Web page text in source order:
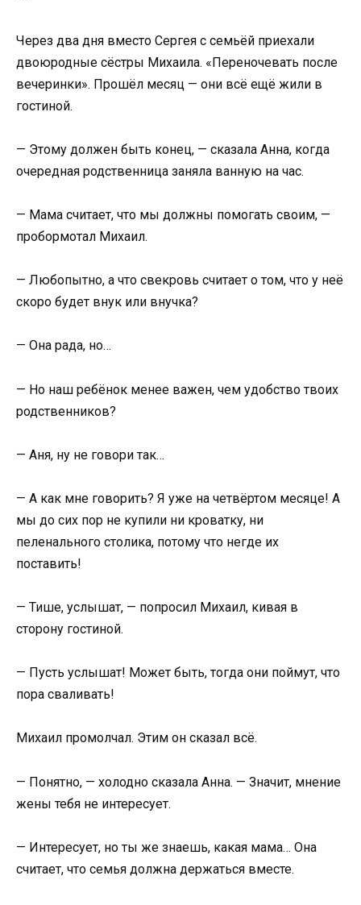
Через два дня вместо Сергея с семьёй приехали
двоюродные сёстры Михаила. «Переночевать после
вечеринки». Прошёл месяц — они всё ещё жили в
гостиной.
— Этому должен быть конец, — сказала Анна, когда
очередная родственница заняла ванную на час.
— Мама считает, что мы должны помогать своим, —
пробормотал Михаил.
— Любопытно, а что свекровь считает о том, что у неё
скоро будет внук или внучка?
— Она рада, но…
— Но наш ребёнок менее важен, чем удобство твоих
родственников?
— Аня, ну не говори так…
— А как мне говорить? Я уже на четвёртом месяце! А
мы до сих пор не купили ни кроватку, ни
пеленального столика, потому что негде их
поставить!
— Тише, услышат, — попросил Михаил, кивая в
сторону гостиной.
— Пусть услышат! Может быть, тогда они поймут, что
пора сваливать!
Михаил промолчал. Этим он сказал всё.
— Понятно, — холодно сказала Анна. — Значит, мнение
жены тебя не интересует.
— Интересует, но ты же знаешь, какая мама… Она
считает, что семья должна держаться вместе.